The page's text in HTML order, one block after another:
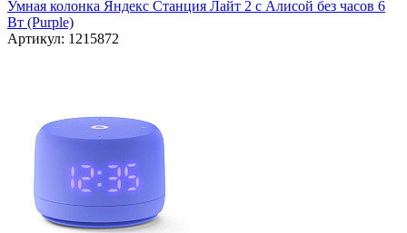
Умная колонка Яндекс Станция Лайт 2 с Алисой без часов 6
Вт (Purple)
Артикул: 1215872